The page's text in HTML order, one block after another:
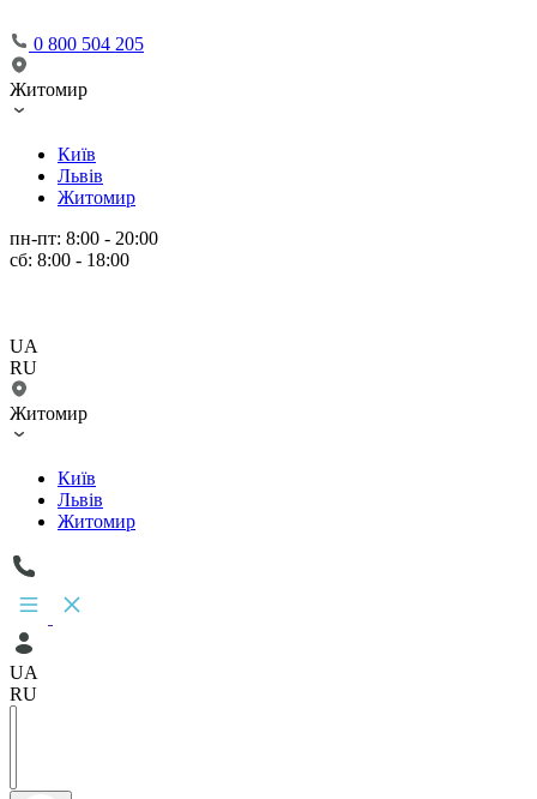
0 800 504 205
Житомир
Київ
Львів
Житомир
пн-пт: 8:00 - 20:00
сб: 8:00 - 18:00
UA
RU
Житомир
Київ
Львів
Житомир
UA
RU